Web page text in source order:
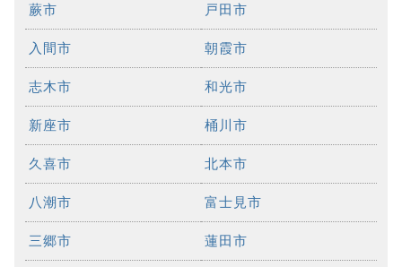
蕨市 戸田市
入間市 朝霞市
志木市 和光市
新座市 桶川市
久喜市 北本市
八潮市 富士見市
三郷市 蓮田市